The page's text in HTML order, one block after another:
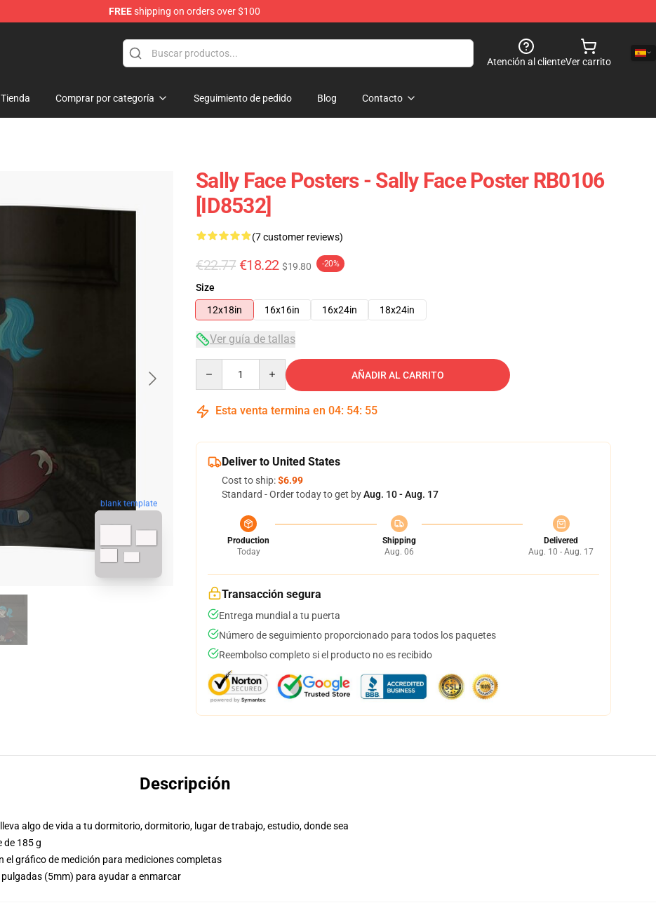
FREEshipping on orders over $100
Atención al clienteVer carrito
Tienda Comprar por categoría Seguimiento de pedido Blog Contacto
blank template
Sally Face Posters - Sally Face Poster RB0106
[ID8532]
(7 customer reviews)
€22.77 €18.22 $19.80 -20%
Size
12x18in
16x16in 16x24in 18x24in
Ver guía de tallas
AÑADIR AL CARRITO
Esta venta termina en 04: 54: 54
Deliver to United States
Cost to ship:$6.99
Standard - Order today to get byAug. 10 - Aug. 17
Production
Today
Shipping
Aug. 06
Delivered
Aug. 10 - Aug. 17
Transacción segura
Entrega mundial a tu puerta
Número de seguimiento proporcionado para todos los paquetes
Reembolso completo si el producto no es recibido
Descripción
algo de vida a tu dormitorio, dormitorio, lugar de trabajo, estudio, donde sea
de 185 g
gráfico de medición para mediciones completas
(5mm) para ayudar a enmarcar